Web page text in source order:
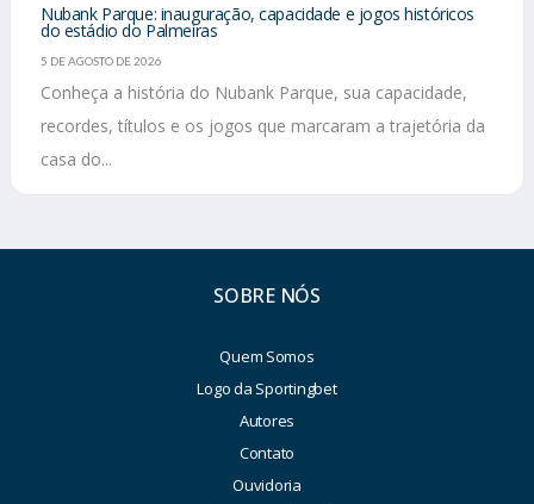
Nubank Parque: inauguração, capacidade e jogos históricos
do estádio do Palmeiras
5 DE AGOSTO DE 2026
Conheça a história do Nubank Parque, sua capacidade,
recordes, títulos e os jogos que marcaram a trajetória da
casa do...
SOBRE NÓS
Quem Somos
Logo da Sportingbet
Autores
Contato
Ouvidoria